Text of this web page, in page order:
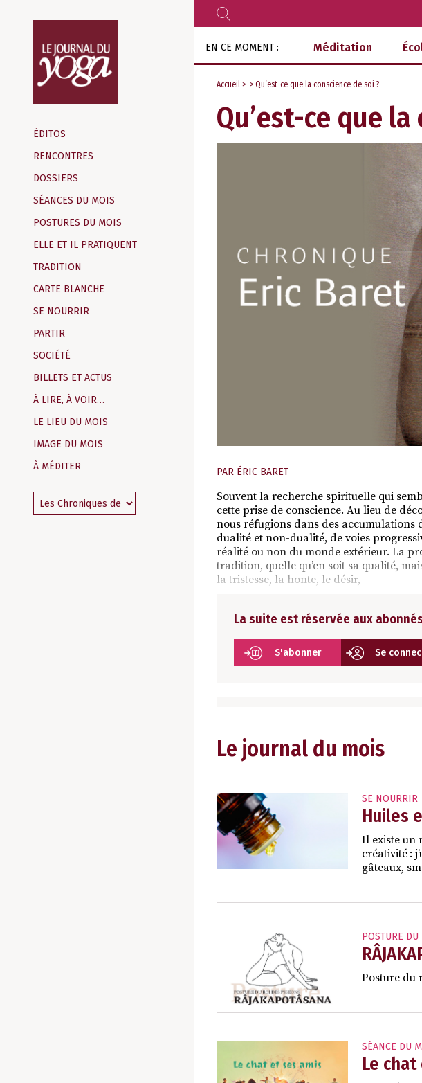
d‘information
indépendant
ÉDITOS
RENCONTRES
DOSSIERS
SÉANCES DU MOIS
POSTURES DU MOIS
ELLE ET IL PRATIQUENT
TRADITION
CARTE BLANCHE
SE NOURRIR
PARTIR
SOCIÉTÉ
BILLETS ET ACTUS
À LIRE, À VOIR…
LE LIEU DU MOIS
IMAGE DU MOIS
À MÉDITER
RECHERCHER
EN CE MOMENT : Méditation
Accueil > > Qu’est-ce que la conscience de soi ?
Qu’est-ce que
PAR ÉRIC BARET
Souvent la recherche spirituelle qui
cette prise de conscience. Au lieu de
nous réfugions dans des accumulations
dualité et non-dualité, de voies
réalité ou non du monde extérieur. La
tradition, quelle qu’en soit sa qualité,
la tristesse, la honte, le désir,
La suite est réservée aux abonnés
S'abonner Se
Le journal du mois
SE NOURRIR
Huiles
Il existe un
créativité :
gâteaux,
POSTURE DU
Posture du
SÉANCE DU
Le